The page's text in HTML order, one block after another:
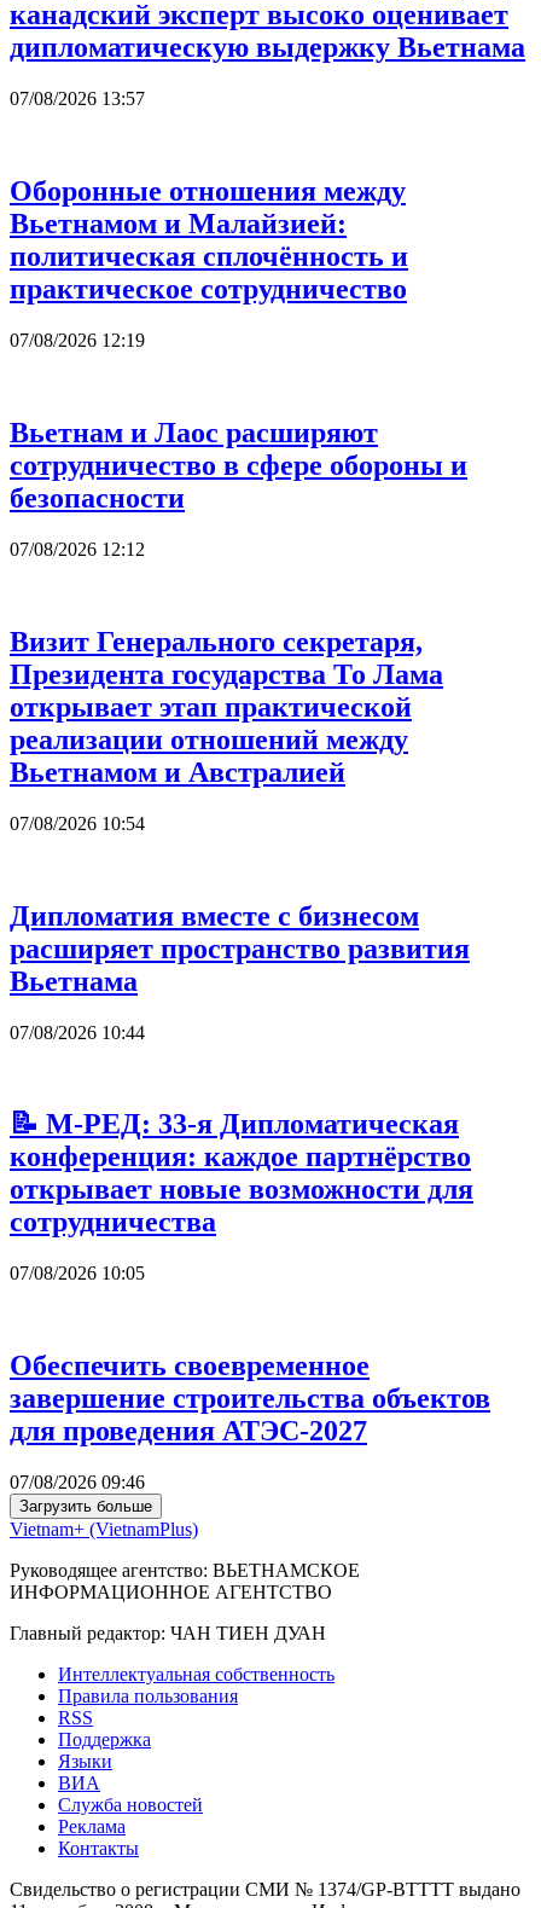
канадский эксперт высоко оценивает
дипломатическую выдержку Вьетнама
07/08/2026 13:57
Оборонные отношения между
Вьетнамом и Малайзией:
политическая сплочённость и
практическое сотрудничество
07/08/2026 12:19
Вьетнам и Лаос расширяют
сотрудничество в сфере обороны и
безопасности
07/08/2026 12:12
Визит Генерального секретаря,
Президента государства То Лама
открывает этап практической
реализации отношений между
Вьетнамом и Австралией
07/08/2026 10:54
Дипломатия вместе с бизнесом
расширяет пространство развития
Вьетнама
07/08/2026 10:44
📝 М-РЕД: 33-я Дипломатическая
конференция: каждое партнёрство
открывает новые возможности для
сотрудничества
07/08/2026 10:05
Обеспечить своевременное
завершение строительства объектов
для проведения АТЭС-2027
07/08/2026 09:46
Загрузить больше
Vietnam+ (VietnamPlus)
Руководящее агентство: ВЬЕТНАМСКОЕ
ИНФОРМАЦИОННОЕ АГЕНТСТВО
Главный редактор: ЧАН ТИЕН ДУАН
Интеллектуальная собственность
Правила пользования
RSS
Поддержка
Языки
ВИА
Служба новостей
Реклама
Контакты
Свидельство о регистрации СМИ № 1374/GP-BTTTT выдано